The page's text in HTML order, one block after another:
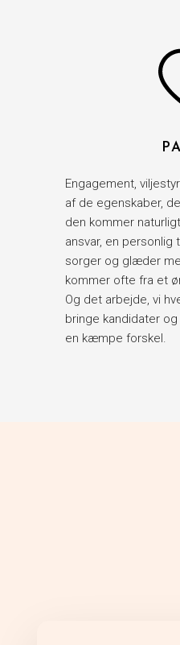
Engagement,
af de egenskaber,
den kommer
ansvar, en personlig
sorger og glæder
kommer ofte fra et
Og det arbejde, vi
bringe kandidater
en kæmpe forskel.​